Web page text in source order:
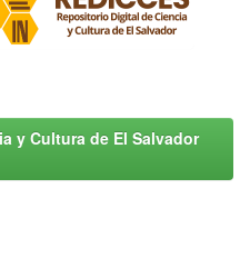
y Cultura de El Salvador